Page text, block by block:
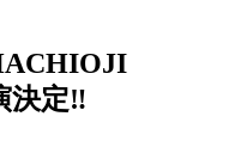
決定‼